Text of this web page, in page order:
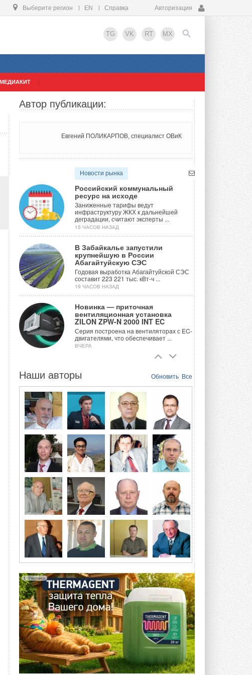
Выберите регион EN Справка Авторизация
TG VK RT MX
МЕДИАКИТ
EN
Автор публикации:
Евгений ПОЛИКАРПОВ, специалист ОВиК
Новости рынка
Российский коммунальный
ресурс на исходе
Заниженные тарифы ведут
инфраструктуру ЖКХ к дальнейшей
деградации, считают эксперты ...
15 ЧАСОВ НАЗАД
В Забайкалье запустили
крупнейшую в России
Абагайтуйскую СЭС
Годовая выработка Абагайтуйской СЭС
составит 223 221 тыс. кВт-ч ...
19 ЧАСОВ НАЗАД
Новинка — приточная
вентиляционная установка
ZILON ZPW-N 2000 INT EC
Серия построена на вентиляторах с EC-
двигателями, что обеспечивает ...
ВЧЕРА
каскадную установку,
объединяющую солнечную и
геотермальную энергию
Природосберегающие технологии ...
ВЧЕРА
Для Арктики создали
технологию защиты
ветрогенераторов от аварий
Разработка учитывает влияние
мерзлоты, обледенения и снеговых ...
ВЧЕРА
Гибридный тепловой насос PV/T
с одним общим испарителем
Исследователи предложили
конструкцию двухисточникового ...
5 АВГУСТА 2026
21-й ежегодный форум
«ЦОД-2026»
Мероприятие пройдет 2-3 сентября в
посетит более двух тысяч участников ...
5 АВГУСТА 2026
Китайская Shenling представила
линейку тепловых насосов
«воздух-вода» на R290
Серия ThermaX R290 All-In-One
включает три модели ...
4 АВГУСТА 2026
Тепловые насосы в связке с
солнечной генерацией и
Обновить Все
Наши авторы
Реклама